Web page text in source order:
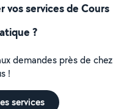
vos services de Cours
?
demandes près de chez
!
services